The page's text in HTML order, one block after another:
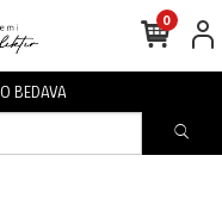
BEDAVA
0